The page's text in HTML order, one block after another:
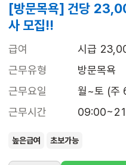
[방문목욕] 건당
사 모집!!
급여
시급
근무유형
방문목욕
근무요일
월~토 (주
근무시간
높은급여 초보가능